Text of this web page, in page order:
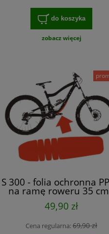
do koszyka
zobacz więcej
S 300 - folia ochronna
na ramę roweru 35
support FULL MTB,
ENDURO, DOWNHILL
49,90 zł
Cena regularna:69,90 zł